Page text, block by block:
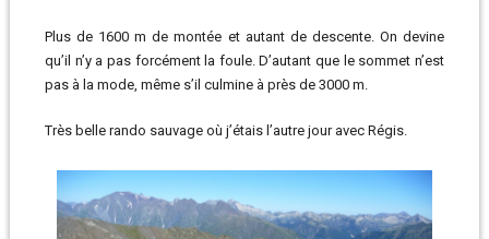
Plus de 1600 m de montée et autant de descente. On devine
qu’il n’y a pas forcément la foule. D’autant que le sommet n’est
pas à la mode, même s’il culmine à près de 3000 m.
Très belle rando sauvage où j’étais l’autre jour avec Régis.